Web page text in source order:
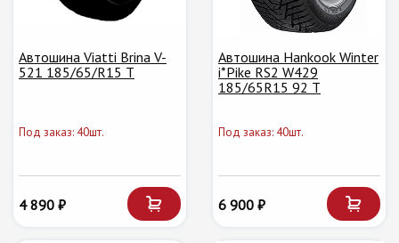
Автошина Viatti Brina V-
521 185/65/R15 T
Под заказ: 40шт.
4 890 ₽
Автошина Hankook Winter
i*Pike RS2 W429
185/65R15 92 T
Под заказ: 40шт.
6 900 ₽